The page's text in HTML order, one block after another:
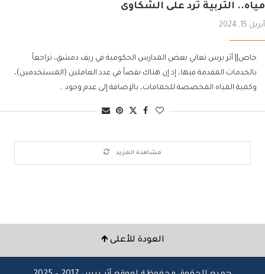
مياه.. التربية ترد على الشكاوى
أبريل 15, 2024
خاص|| أثر برس تعاني بعض المدارس الحكومية في ريف دمشق، تراجعاً
بالخدمات المقدمة فيها، إذ إن هناك نقصاً في عدد العاملين (المستخدمين)،
وكمية المياه المخصصة للحمامات، بالإضافة إلى عدم وجود …
مشاهدة المزيد
العودة للأعلى 🡹